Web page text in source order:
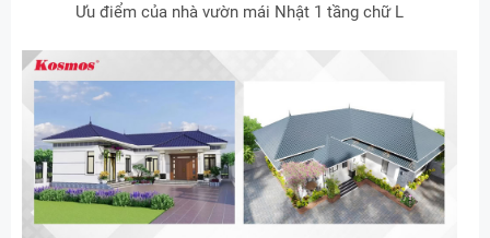
Ưu điểm của nhà vườn mái Nhật 1 tầng chữ L